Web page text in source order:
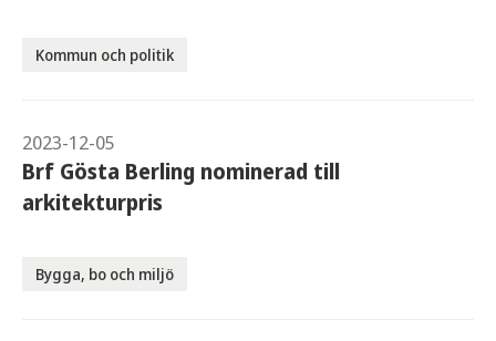
Kommun och politik
2023-12-05
Brf Gösta Berling nominerad till
arkitekturpris
Bygga, bo och miljö